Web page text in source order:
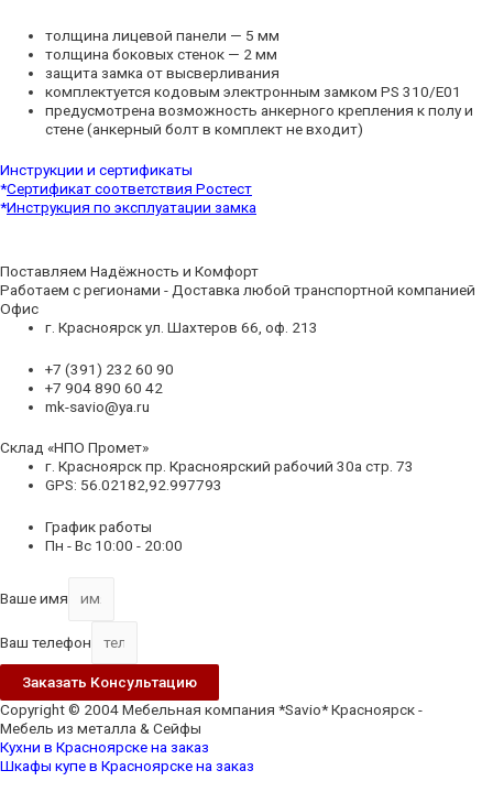
толщина лицевой панели — 5 мм
толщина боковых стенок — 2 мм
защита замка от высверливания
комплектуется кодовым электронным замком PS 310/E01
предусмотрена возможность анкерного крепления к полу и
стене (анкерный болт в комплект не входит)
Инструкции и сертификаты
*Cертификат соответствия Ростест
*Инструкция по эксплуатации замка
Поставляем Надёжность и Комфорт
Работаем с регионами - Доставка любой транспортной компанией
Офис
г. Красноярск ул. Шахтеров 66, оф. 213
+7 (391) 232 60 90
+7 904 890 60 42
mk-savio@ya.ru
Склад «НПО Промет»
г. Красноярск пр. Красноярский рабочий 30а стр. 73
GPS: 56.02182,92.997793
График работы
Пн - Вс 10:00 - 20:00
Ваше имя
Ваш телефон
Заказать Консультацию
Copyright © 2004 Мебельная компания *Savio* Красноярск -
Мебель из металла & Сейфы
Кухни в Красноярске на заказ
Шкафы купе в Красноярске на заказ